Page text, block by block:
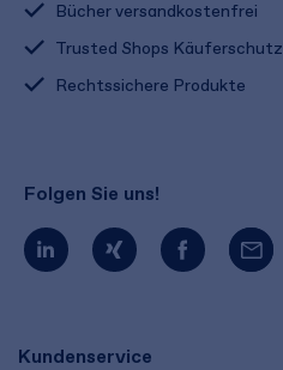
Kundenservice
Bücher versandkostenfrei
Trusted Shops Käuferschutz
Rechtssichere Produkte
Folgen Sie uns!